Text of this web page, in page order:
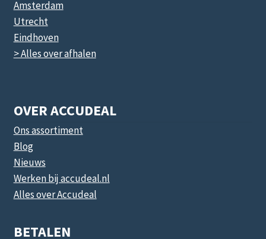
Amsterdam
Utrecht
Eindhoven
> Alles over afhalen
OVER ACCUDEAL
Ons assortiment
Blog
Nieuws
Werken bij accudeal.nl
Alles over Accudeal
BETALEN